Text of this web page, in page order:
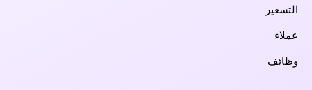
التسعير
عملاء
وظائف